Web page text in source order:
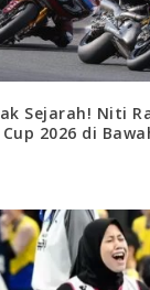
Sejarah! Niti
2026 di